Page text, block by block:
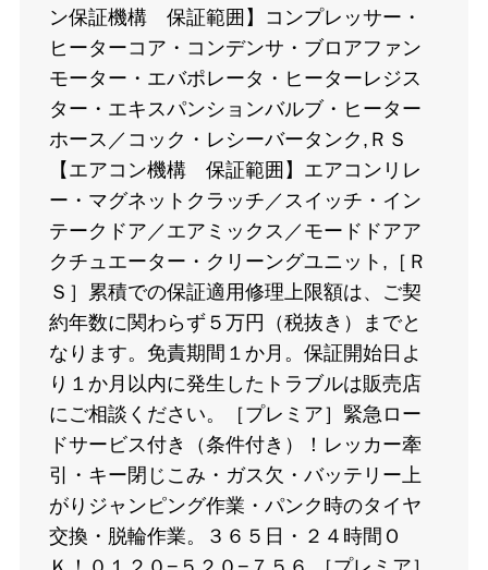
ン保証機構 保証範囲】コンプレッサー・
ヒーターコア・コンデンサ・ブロアファン
モーター・エバポレータ・ヒーターレジス
ター・エキスパンションバルブ・ヒーター
ホース／コック・レシーバータンク,ＲＳ
【エアコン機構 保証範囲】エアコンリレ
ー・マグネットクラッチ／スイッチ・イン
テークドア／エアミックス／モードドアア
クチュエーター・クリーングユニット,［Ｒ
Ｓ］累積での保証適用修理上限額は、ご契
約年数に関わらず５万円（税抜き）までと
なります。免責期間１か月。保証開始日よ
り１か月以内に発生したトラブルは販売店
にご相談ください。［プレミア］緊急ロー
ドサービス付き（条件付き）！レッカー牽
引・キー閉じこみ・ガス欠・バッテリー上
がりジャンピング作業・パンク時のタイヤ
交換・脱輪作業。３６５日・２４時間Ｏ